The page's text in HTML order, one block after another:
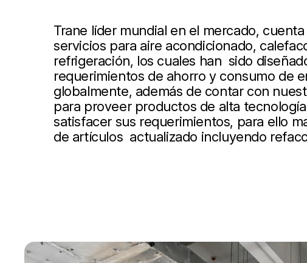
Trane líder mundial en el mercado,
servicios para aire acondicionado,
refrigeración, los cuales han sido
requerimientos de ahorro y consumo de
globalmente, además de contar con
para proveer productos de alta
satisfacer sus requerimientos, para ello
de artículos actualizado incluyendo